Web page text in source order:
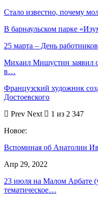
Стало известно, почему
В барнаульском парке
25 марта – День
Михаил Мишустин заявил
в…
Французский художник
Достоевского
Prev Next
1 из 2 347
Новое:
Вспоминая об Анатолии
Апр 29, 2022
23 июля на Малом Арбате
тематическое…